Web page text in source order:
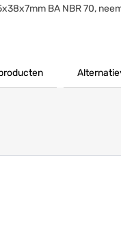
BA NBR 70,